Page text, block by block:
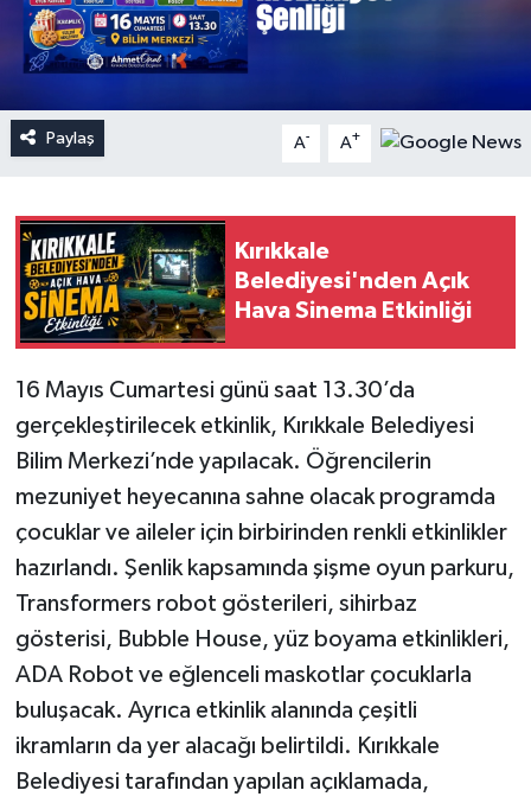
Paylaş A- A+
Kırıkkale
Belediyesi'nden Açık
Hava Sinema Etkinliği
16 Mayıs Cumartesi günü saat 13.30’da
gerçekleştirilecek etkinlik, Kırıkkale Belediyesi
Bilim Merkezi’nde yapılacak. Öğrencilerin
mezuniyet heyecanına sahne olacak programda
çocuklar ve aileler için birbirinden renkli etkinlikler
hazırlandı. Şenlik kapsamında şişme oyun parkuru,
Transformers robot gösterileri, sihirbaz
gösterisi, Bubble House, yüz boyama etkinlikleri,
ADA Robot ve eğlenceli maskotlar çocuklarla
buluşacak. Ayrıca etkinlik alanında çeşitli
ikramların da yer alacağı belirtildi. Kırıkkale
Belediyesi tarafından yapılan açıklamada,